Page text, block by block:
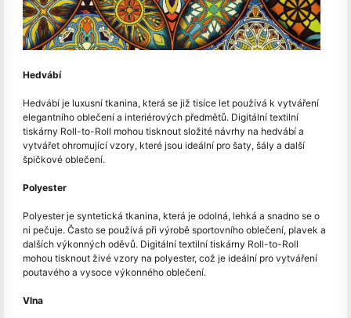
Hedvábí
Hedvábí je luxusní tkanina, která se již tisíce let používá k vytváření
elegantního oblečení a interiérových předmětů. Digitální textilní
tiskárny Roll-to-Roll mohou tisknout složité návrhy na hedvábí a
vytvářet ohromující vzory, které jsou ideální pro šaty, šály a další
špičkové oblečení.
Polyester
Polyester je syntetická tkanina, která je odolná, lehká a snadno se o
ni pečuje. Často se používá při výrobě sportovního oblečení, plavek a
dalších výkonných oděvů. Digitální textilní tiskárny Roll-to-Roll
mohou tisknout živé vzory na polyester, což je ideální pro vytváření
poutavého a vysoce výkonného oblečení.
Vlna